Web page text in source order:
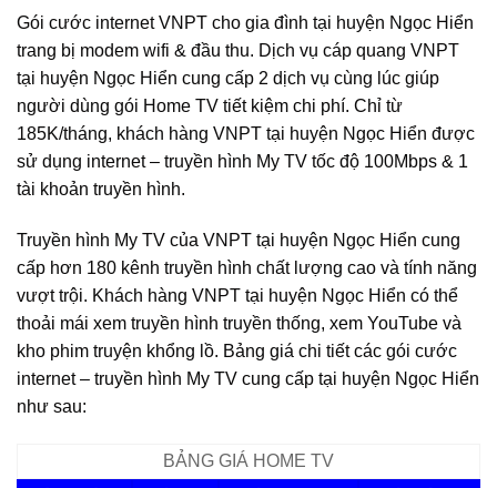
Gói cước internet VNPT cho gia đình tại huyện Ngọc Hiển
trang bị modem wifi & đầu thu. Dịch vụ cáp quang VNPT
tại huyện Ngọc Hiển cung cấp 2 dịch vụ cùng lúc giúp
người dùng gói Home TV tiết kiệm chi phí. Chỉ từ
185K/tháng, khách hàng VNPT tại huyện Ngọc Hiển được
sử dụng internet – truyền hình My TV tốc độ 100Mbps & 1
tài khoản truyền hình.
Truyền hình My TV của VNPT tại huyện Ngọc Hiển cung
cấp hơn 180 kênh truyền hình chất lượng cao và tính năng
vượt trội. Khách hàng VNPT tại huyện Ngọc Hiển có thể
thoải mái xem truyền hình truyền thống, xem YouTube và
kho phim truyện khổng lồ. Bảng giá chi tiết các gói cước
internet – truyền hình My TV cung cấp tại huyện Ngọc Hiển
như sau:
BẢNG GIÁ HOME TV